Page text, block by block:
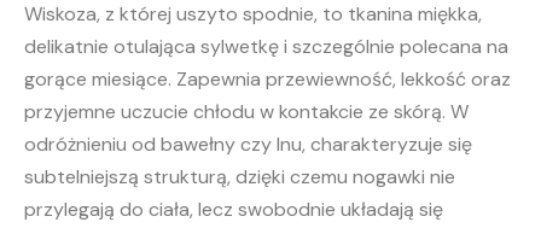
Wiskoza, z której uszyto spodnie, to tkanina miękka,
delikatnie otulająca sylwetkę i szczególnie polecana na
gorące miesiące. Zapewnia przewiewność, lekkość oraz
przyjemne uczucie chłodu w kontakcie ze skórą. W
odróżnieniu od bawełny czy lnu, charakteryzuje się
subtelniejszą strukturą, dzięki czemu nogawki nie
przylegają do ciała, lecz swobodnie układają się